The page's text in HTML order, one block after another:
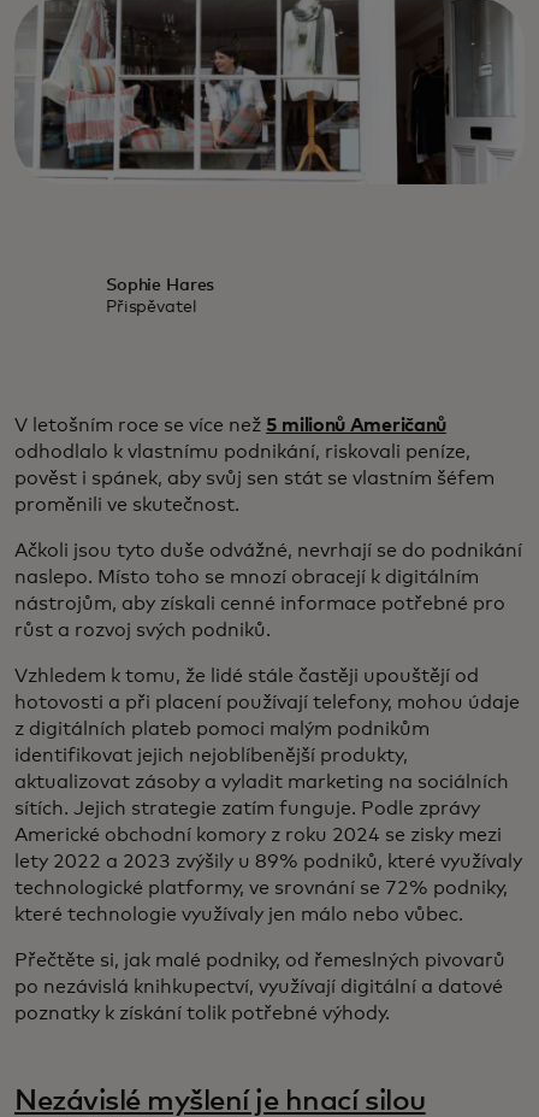
Sophie Hares
Přispěvatel
V letošním roce se více než 5 milionů Američanů
odhodlalo k vlastnímu podnikání, riskovali peníze,
pověst i spánek, aby svůj sen stát se vlastním šéfem
proměnili ve skutečnost.
Ačkoli jsou tyto duše odvážné, nevrhají se do podnikání
naslepo. Místo toho se mnozí obracejí k digitálním
nástrojům, aby získali cenné informace potřebné pro
růst a rozvoj svých podniků.
Vzhledem k tomu, že lidé stále častěji upouštějí od
hotovosti a při placení používají telefony, mohou údaje
z digitálních plateb pomoci malým podnikům
identifikovat jejich nejoblíbenější produkty,
aktualizovat zásoby a vyladit marketing na sociálních
sítích. Jejich strategie zatím funguje. Podle zprávy
Americké obchodní komory z roku 2024 se zisky mezi
lety 2022 a 2023 zvýšily u 89% podniků, které využívaly
technologické platformy, ve srovnání se 72% podniky,
které technologie využívaly jen málo nebo vůbec.
Přečtěte si, jak malé podniky, od řemeslných pivovarů
po nezávislá knihkupectví, využívají digitální a datové
poznatky k získání tolik potřebné výhody.
Nezávislé myšlení je hnací silou